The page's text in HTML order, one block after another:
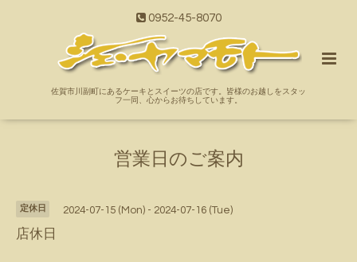
0952-45-8070
佐賀市川副町にあるケーキとスイーツの店です。皆様のお越しをスタッ
フ一同、心からお待ちしています。
営業日のご案内
定休日 2024-07-15 (Mon) - 2024-07-16 (Tue)
店休日